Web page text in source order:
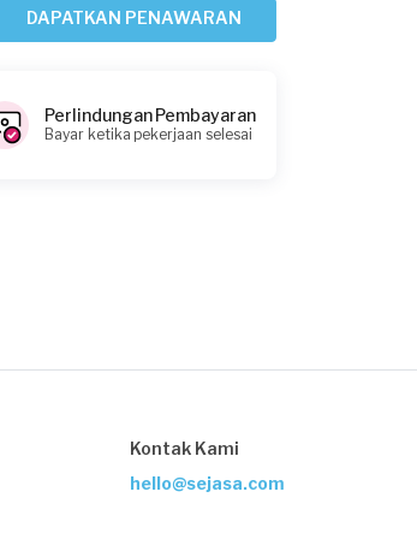
Kusen Pintu &
Kusen Pintu &
DAPATKAN PENAWARAN
Perlindungan Pembayaran
Bayar ketika pekerjaan selesai
Kontak Kami
hello@sejasa.com